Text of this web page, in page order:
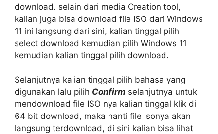
download. selain dari media Creation tool,
kalian juga bisa download file ISO dari Windows
11 ini langsung dari sini, kalian tinggal pilih
select download kemudian pilih Windows 11
kemudian kalian tinggal pilih download.
Selanjutnya kalian tinggal pilih bahasa yang
digunakan lalu pilih Confirm selanjutnya untuk
mendownload file ISO nya kalian tinggal klik di
64 bit download, maka nanti file isonya akan
langsung terdownload, di sini kalian bisa lihat